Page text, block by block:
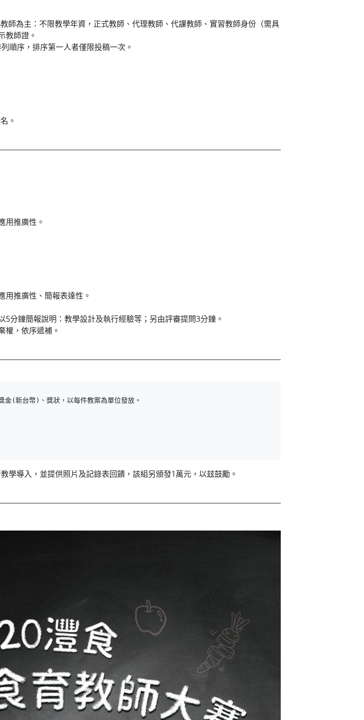
師為主：不限教學年資，正式教師、代理教師、代課教師、實習教師身份（需具
教師證。
順序，排序第一人者僅限投稿一次。
。
用推廣性。
用推廣性、簡報表達性。
分鐘簡報說明：教學設計及執行經驗等；另由評審提問3分鐘。
權，依序遞補。
金(新台幣)、獎狀，以每件教案為單位發放。
學導入，並提供照片及記錄表回饋，該組另頒發1萬元，以玆鼓勵。